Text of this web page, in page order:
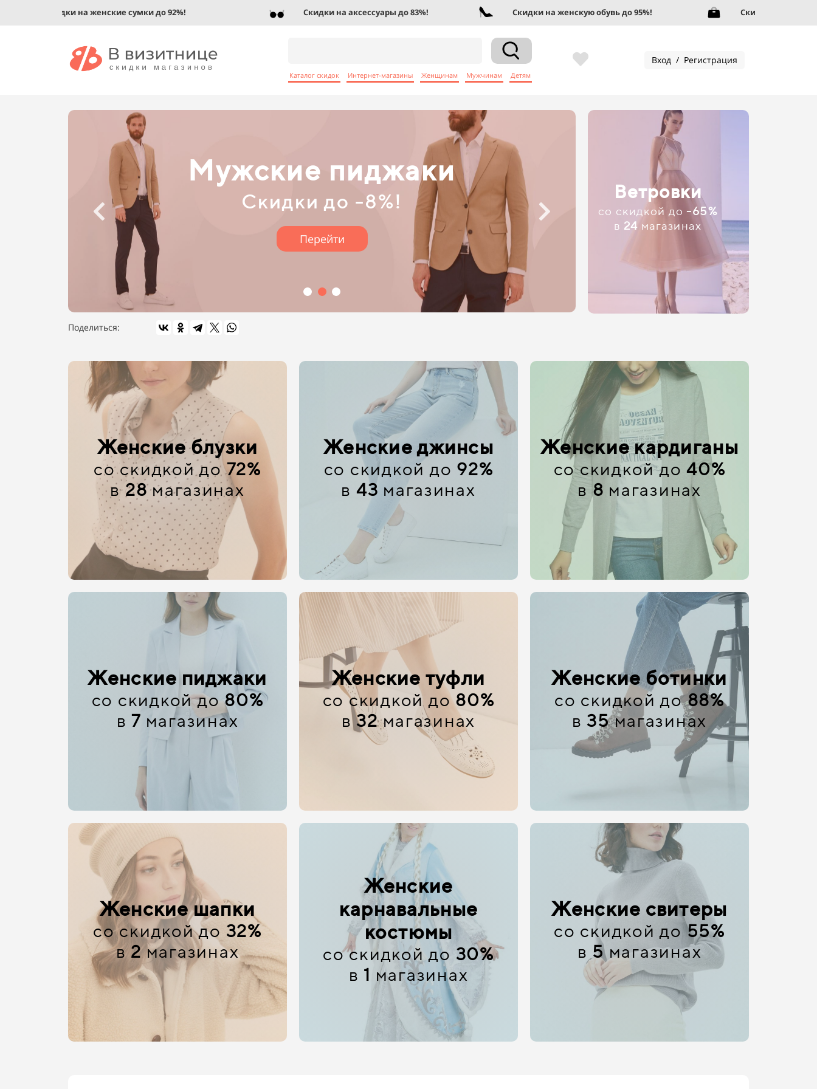
сумки до 92%! Скидки на аксессуары до 83%! Скидки на женскую обувь до 95%! Скидки на женские сумки до 92%!
Каталог скидок Интернет-магазины Женщинам Мужчинам Детям
Вход / Регистрация
Детские джинсы
Скидки до -9%!
Перейти
Ветровки
со скидкой до -65%
в 24 магазинах
Поделиться:
Женские блузки
со скидкой до72%
в28магазинах
Женские джинсы
со скидкой до 92%
в 43 магазинах
Женские кардиганы
со скидкой до40%
в 8 магазинах
Женские пиджаки
со скидкой до80%
в7 магазинах
Женские туфли
со скидкой до80%
в32магазинах
Женские ботинки
со скидкой до88%
в 35магазинах
Женские шапки
со скидкой до 32%
в2магазинах
Женские
карнавальные
костюмы
со скидкой до30%
в 1 магазинах
Женские свитеры
со скидкой до55%
в 5магазинах